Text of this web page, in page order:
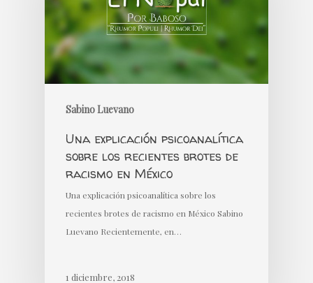
Sabino Luevano
Una explicación psicoanalítica
sobre los recientes brotes de
racismo en México
Una explicación psicoanalítica sobre los
recientes brotes de racismo en México Sabino
Luevano Recientemente, en…
1 diciembre, 2018